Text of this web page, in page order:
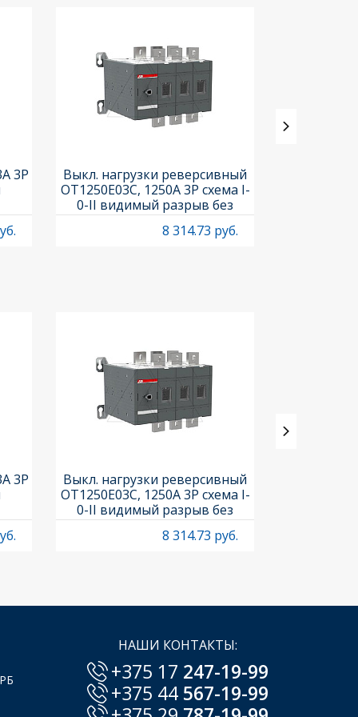
3P
Выкл. нагрузки реверсивный
OT1250E03C, 1250A 3P схема I-
0-II видимый разрыв без
рукоятки
8 314.73 руб.
3P
Выкл. нагрузки реверсивный
OT1250E03C, 1250A 3P схема I-
0-II видимый разрыв без
рукоятки
8 314.73 руб.
НАШИ КОНТАКТЫ:
+375 17 247-19-99
+375 44 567-19-99